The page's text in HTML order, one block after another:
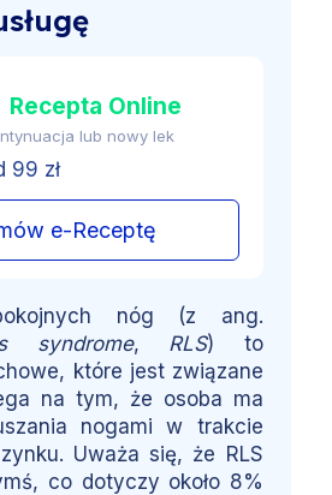
Recepta Online
lub nowy lek
99 zł
e-Receptę
nóg (z ang.
syndrome, RLS) to
które jest związane
na tym, że osoba ma
nogami w trakcie
Uważa się, że RLS
co dotyczy około 8%